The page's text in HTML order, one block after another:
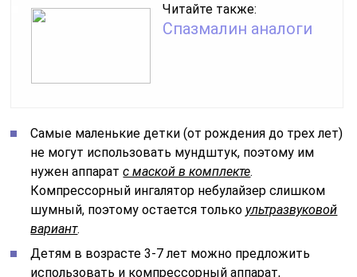
Читайте также:
Спазмалин аналоги
Самые маленькие детки (от рождения до трех лет)
не могут использовать мундштук, поэтому им
нужен аппаратс маской в комплекте.
Компрессорный ингалятор небулайзер слишком
шумный, поэтому остается только ультразвуковой
вариант.
Детям в возрасте 3-7 лет можно предложить
использовать и компрессорный аппарат,